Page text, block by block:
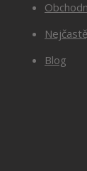
Blog